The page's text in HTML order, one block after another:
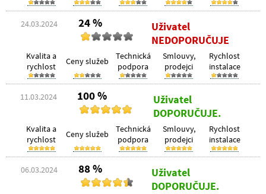
24.03.2024 24 %
Uživatel
NEDOPORUČUJE
Kvalita a
rychlost
Ceny služeb
Technická
podpora
Smlouvy,
prodejci
Rychlost
instalace
11.03.2024 100 %
Uživatel
DOPORUČUJE.
Kvalita a
rychlost
Ceny služeb
Technická
podpora
Smlouvy,
prodejci
Rychlost
instalace
06.03.2024 88 %
Uživatel
DOPORUČUJE.